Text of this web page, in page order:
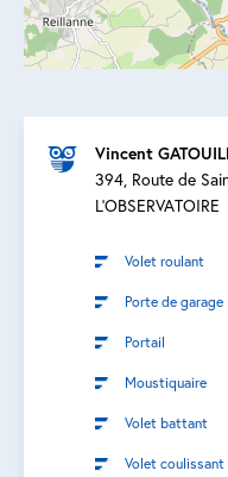
Vincent
394, Route de
L'OBSERVATOIRE
Volet roulant
Porte de garage
Portail
Moustiquaire
Volet battant
Volet coulissant